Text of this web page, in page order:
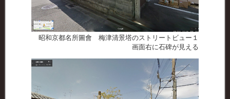
昭和京都名所圖會 梅津清景塔のストリートビュー１
画面右に石碑が見える